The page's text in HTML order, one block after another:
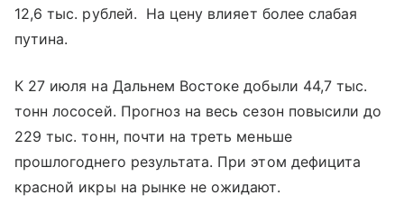
12,6 тыс. рублей. На цену влияет более слабая
путина.
К 27 июля на Дальнем Востоке добыли 44,7 тыс.
тонн лососей. Прогноз на весь сезон повысили до
229 тыс. тонн, почти на треть меньше
прошлогоднего результата. При этом дефицита
красной икры на рынке не ожидают.